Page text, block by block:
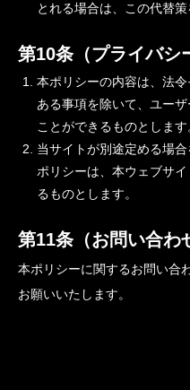
とれる場合は、この代替策
第10条（プライバシ
本ポリシーの内容は、法
ある事項を除いて、ユー
ことができるものとします
当サイトが別途定める場
ポリシーは、本ウェブサ
るものとします。
第11条（お問い合わ
本ポリシーに関するお問い合
お願いいたします。